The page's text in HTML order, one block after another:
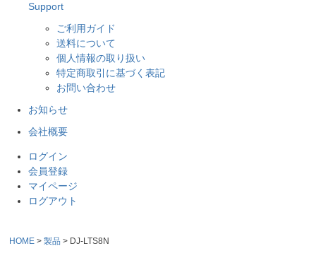
Support
ご利用ガイド
送料について
個人情報の取り扱い
特定商取引に基づく表記
お問い合わせ
お知らせ
会社概要
ログイン
会員登録
マイページ
ログアウト
HOME 製品 DJ-LTS8N